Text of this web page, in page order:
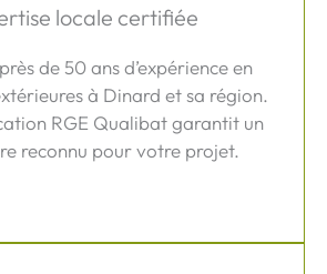
locale certifiée
de 50 ans d’expérience en
à Dinard et sa région.
RGE Qualibat garantit un
reconnu pour votre projet.